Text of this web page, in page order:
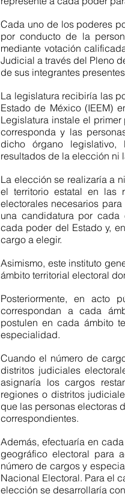
Cada uno de los poderes
por conducto de la
mediante votación
Judicial a través del Pleno
de sus integrantes
La legislatura recibiría las
Estado de México (IEEM)
Legislatura instale el
corresponda y las
dicho órgano legislativo,
resultados de la elección ni
La elección se realizaría a
el territorio estatal en las
electorales necesarios
una candidatura por
cada poder del Estado y,
cargo a elegir.
Asimismo, este instituto
ámbito territorial electoral
Posteriormente, en acto
correspondan a cada
postulen en cada ámbito
especialidad.
Cuando el número de
distritos judiciales
asignaría los cargos
regiones o distritos
que las personas electoras
correspondientes.
Además, efectuaría en
geográfico electoral para
número de cargos y
Nacional Electoral. Para el
elección se desarrollaría